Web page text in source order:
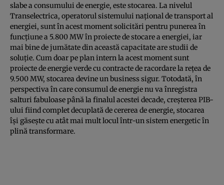
slabe a consumului de energie, este stocarea. La nivelul
Transelectrica, operatorul sistemului naţional de transport al
energiei, sunt în acest moment solicitări pentru punerea în
funcţiune a 5.800 MW în proiecte de stocare a energiei, iar
mai bine de jumătate din această capacitate are studii de
soluţie. Cum doar pe plan intern la acest moment sunt
proiecte de energie verde cu contracte de racordare la reţea de
9.500 MW, stocarea devine un business sigur. Totodată, în
perspectiva în care consumul de energie nu va înregistra
salturi fabuloase până la finalul acestei decade, creşterea PIB-
ului fiind complet decuplată de cererea de energie, stocarea
îşi găseşte cu atât mai mult locul într-un sistem energetic în
plină transformare.